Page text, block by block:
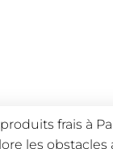
frais à
les